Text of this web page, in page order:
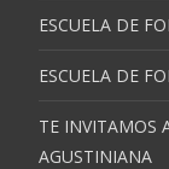
ESCUELA DE
ESCUELA DE
TE INVITAMOS
AGUSTINIANA